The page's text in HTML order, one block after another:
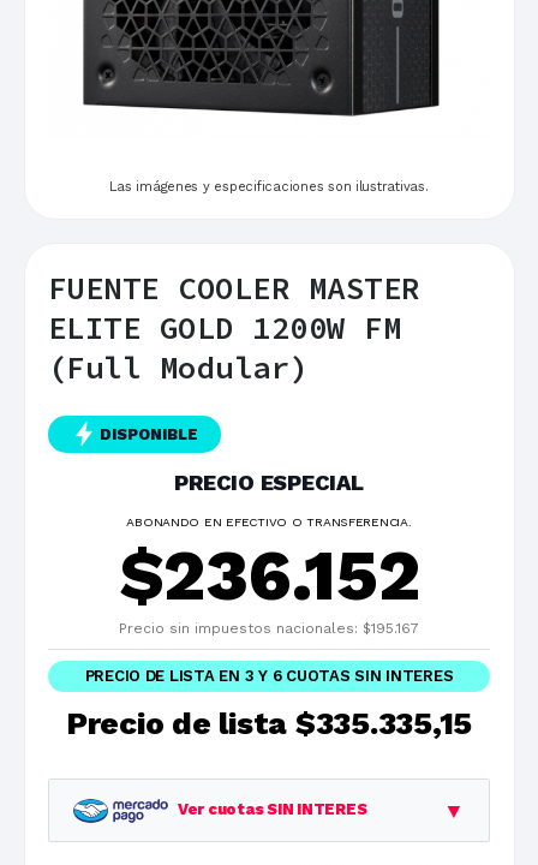
Las imágenes y especificaciones son ilustrativas.
FUENTE COOLER MASTER
ELITE GOLD 1200W FM
(Full Modular)
DISPONIBLE
PRECIO ESPECIAL
ABONANDO EN EFECTIVO O TRANSFERENCIA.
$236.152
Precio sin impuestos nacionales: $195.167
PRECIO DE LISTA EN 3 Y 6 CUOTAS SIN INTERES
Precio de lista $335.335,15
Ver cuotas SIN INTERES ▼